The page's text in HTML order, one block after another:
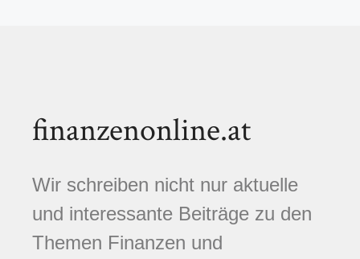
finanzenonline.at
Wir schreiben nicht nur aktuelle
und interessante Beiträge zu den
Themen Finanzen und